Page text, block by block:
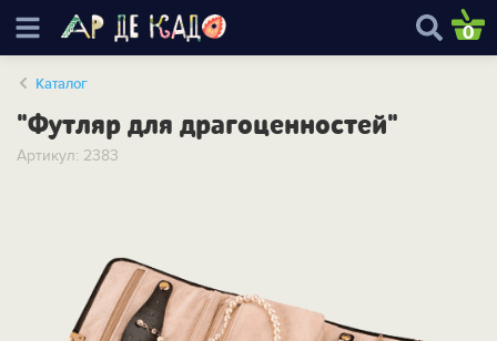
0
Каталог
"Футляр для драгоценностей"
Артикул: 2383